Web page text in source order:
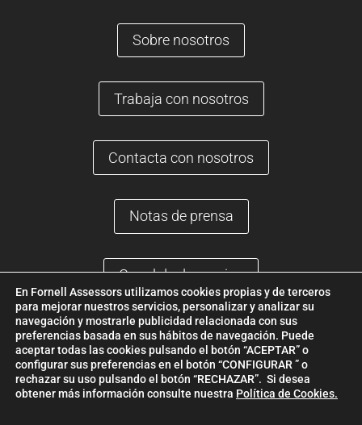
Sobre nosotros
Trabaja con nosotros
Contacta con nosotros
Notas de prensa
Canal de denuncias
Plaça Joan Serrats, 4, 08760 Martorell, Barcelona |(+34) 937 736
760| fornell@fornellassessors.es
© 2022 FORNELL |Aviso Legal|Política de Privacidad|Politica de
Cookies|Política de Canal de Denuncias|Desarrollo ETL Digital
En Fornell Assessors utilizamos cookies propias y de terceros
para mejorar nuestros servicios, personalizar y analizar su
navegación y mostrarle publicidad relacionada con sus
preferencias basada en sus hábitos de navegación. Puede
aceptar todas las cookies pulsando el botón “ACEPTAR” o
configurar sus preferencias en el botón “CONFIGURAR ” o
rechazar su uso pulsando el botón “RECHAZAR”. Si desea
obtener más información consulte nuestra Política de Cookies.